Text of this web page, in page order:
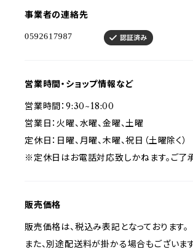
事業者の連絡先
営業時間・ショップ情報など
営業時間：9:30~18:00
営業日：火曜、水曜、金曜、土曜
定休日：日曜、月曜、木曜、祝日（土曜除く）
※定休日はお電話対応致しかねます。ご了
販売価格
販売価格は、税込み表記となっております。
また、別途配送料が掛かる場合もございま